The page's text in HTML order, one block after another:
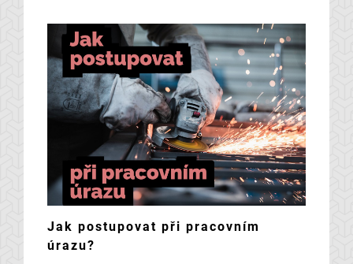
Jak postupovat při pracovním
úrazu?